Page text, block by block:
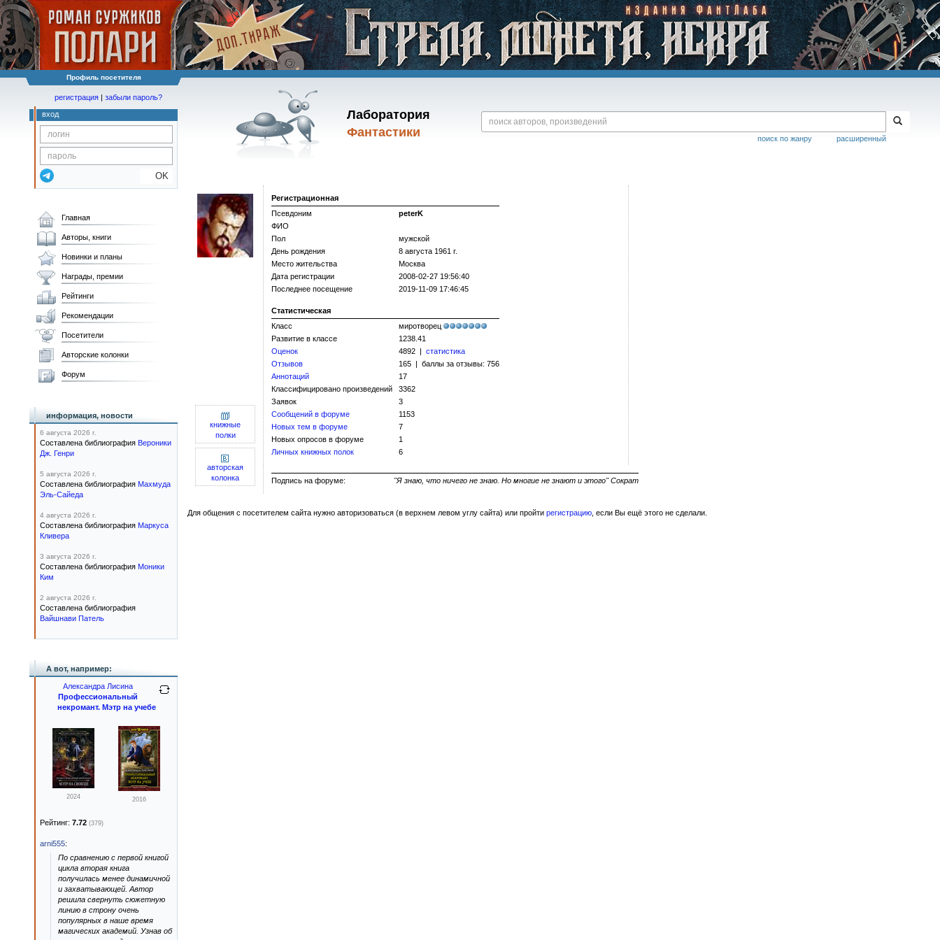
Профиль посетителя
Лаборатория
Фантастики
расширенный
поиск по жанру
регистрация | забыли пароль?
вход
OK
Регистрационная
Псевдоним
peterK
ФИО
Пол
мужской
День рождения
8 августа 1961 г.
Место жительства
Москва
Дата регистрации
2008-02-27 19:56:40
Последнее посещение
2019-11-09 17:46:45
Статистическая
Класс
миротворец
Развитие в классе
1238.41
Оценок
4892 | статистика
Отзывов
165 | баллы за отзывы: 756
Аннотаций
17
Классифицировано произведений
3362
Заявок
3
Сообщений в форуме
1153
Новых тем в форуме
7
Новых опросов в форуме
1
Личных книжных полок
6
книжные
полки
авторская
колонка
Подпись на форуме: "Я знаю, что ничего не знаю. Но многие не знают и этого" Сократ
Для общения с посетителем сайта нужно авторизоваться (в верхнем левом углу сайта) или пройти регистрацию , если Вы ещё этого не сделали.
Главная
Авторы, книги
Новинки и планы
Награды, премии
Рейтинги
Рекомендации
Посетители
Авторские колонки
Форум
информация, новости
6 августа 2026 г.
Составлена библиография Вероники
Дж. Генри
5 августа 2026 г.
Составлена библиография Махмуда
Эль-Сайеда
4 августа 2026 г.
Составлена библиография Маркуса
Кливера
3 августа 2026 г.
Составлена библиография Моники
Ким
2 августа 2026 г.
Составлена библиография
Вайшнави Патель
А вот, например:
Александра Лисина
Профессиональный
некромант. Мэтр на учебе
2024 2016
Рейтинг: 7.72 (379)
arni555:
По сравнению с первой книгой
цикла вторая книга
получилась менее динамичной
и захватывающей. Автор
решила свернуть сюжетную
линию в строну очень
популярных в наше время
магических академий. Узнав об